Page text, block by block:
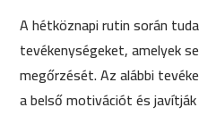
A hétköznapi rutin során
tevékenységeket, amelyek
megőrzését. Az alábbi
a belső motivációt és